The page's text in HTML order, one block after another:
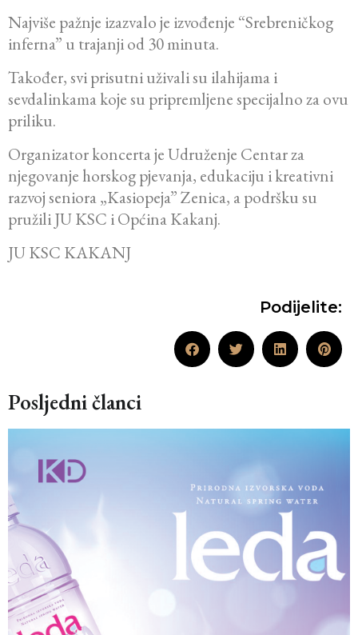
Najviše pažnje izazvalo je izvođenje “Srebreničkog
inferna” u trajanji od 30 minuta.
Također, svi prisutni uživali su ilahijama i
sevdalinkama koje su pripremljene specijalno za ovu
priliku.
Organizator koncerta je Udruženje Centar za
njegovanje horskog pjevanja, edukaciju i kreativni
razvoj seniora „Kasiopeja” Zenica, a podršku su
pružili JU KSC i Općina Kakanj.
JU KSC KAKANJ
Podijelite:
Posljedni članci